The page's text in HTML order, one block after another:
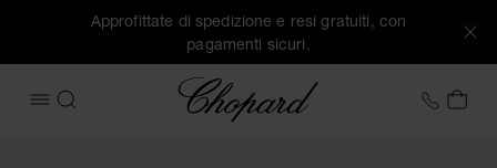
Approfittate di spedizione e resi gratuiti, con
pagamenti sicuri.
APRIRE IL MENU
CERCA
Chopard +41
IL